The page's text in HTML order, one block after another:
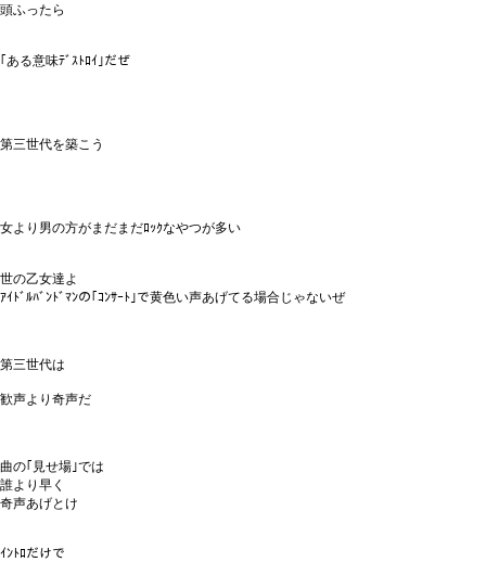
頭ふったら
｢ある意味ﾃﾞｽﾄﾛｲ｣だぜ
第三世代を築こう
女より男の方がまだまだﾛｯｸなやつが多い
世の乙女達よ
ｱｲﾄﾞﾙﾊﾞﾝﾄﾞﾏﾝの｢ｺﾝｻｰﾄ｣で黄色い声あげてる場合じゃないぜ
第三世代は
歓声より奇声だ
曲の｢見せ場｣では
誰より早く
奇声あげとけ
ｲﾝﾄﾛだけで